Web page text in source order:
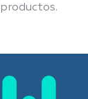
productos.